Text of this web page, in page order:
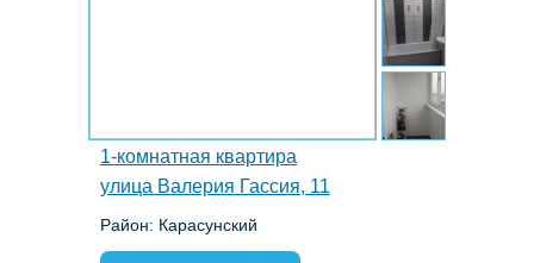
1-комнатная квартира
улица Валерия Гассия, 11
Район: Карасунский
Спальных мест: 2